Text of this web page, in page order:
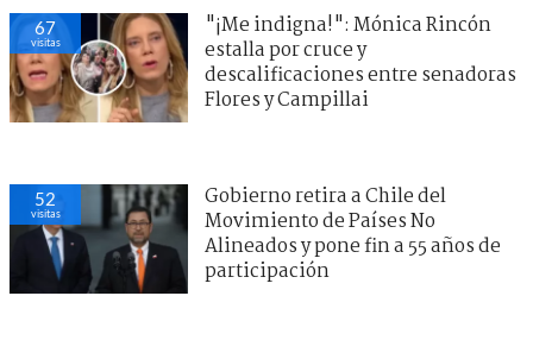
67
visitas
"¡Me indigna!": Mónica Rincón
estalla por cruce y
descalificaciones entre senadoras
Flores y Campillai
52
visitas
Gobierno retira a Chile del
Movimiento de Países No
Alineados y pone fin a 55 años de
participación